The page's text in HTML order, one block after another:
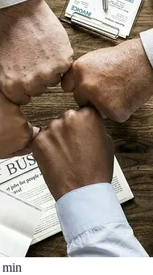
min